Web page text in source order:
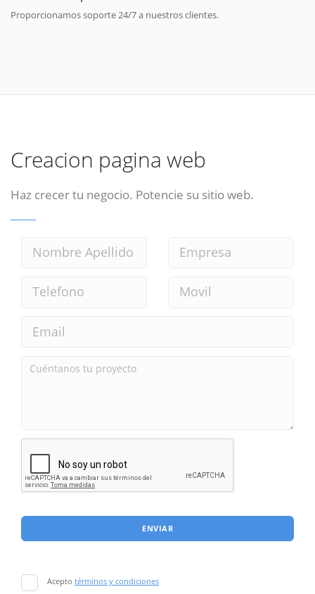
Proporcionamos soporte 24/7 a nuestros clientes.
Creacion pagina web
Haz crecer tu negocio. Potencie su sitio web.
ENVIAR
Acepto términos y condiciones